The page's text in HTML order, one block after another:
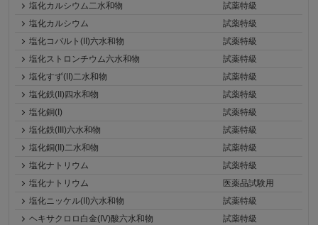
塩化カルシウム二水和物
試薬特級
塩化カルシウム
試薬特級
塩化コバルト(II)六水和物
試薬特級
塩化ストロンチウム六水和物
試薬特級
塩化すず(II)二水和物
試薬特級
塩化鉄(II)四水和物
試薬特級
塩化銅(I)
試薬特級
塩化鉄(III)六水和物
試薬特級
塩化銅(II)二水和物
試薬特級
塩化ナトリウム
試薬特級
塩化ナトリウム
医薬品試験用
塩化ニッケル(II)六水和物
試薬特級
ヘキサクロロ白金(IV)酸六水和物
試薬特級